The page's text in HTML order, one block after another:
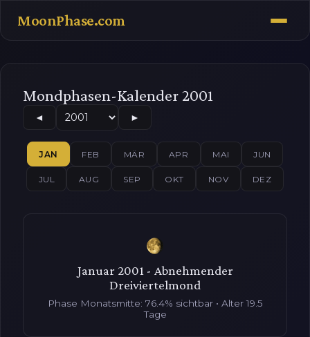
MoonPhase.com
Mondphasen-Kalender 2001
◄ ►
JAN FEB MÄR APR MAI JUN
JUL AUG SEP OKT NOV DEZ
Januar 2001 - Abnehmender
Dreiviertelmond
Phase Monatsmitte: 76.4% sichtbar • Alter 19.5
Tage